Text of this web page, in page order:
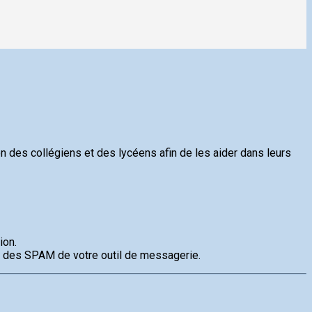
des collégiens et des lycéens afin de les aider dans leurs
SPAM de votre outil de messagerie.